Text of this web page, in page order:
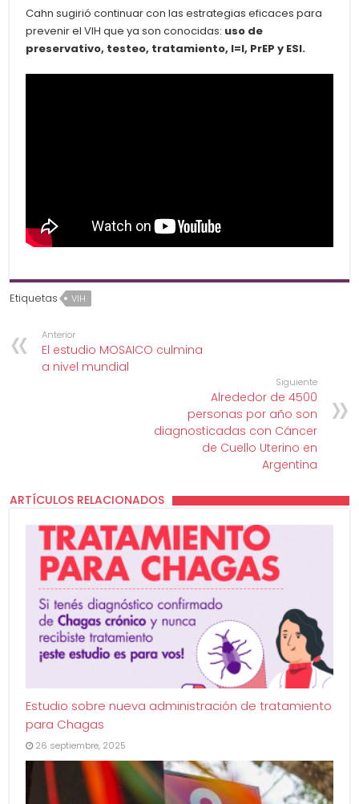
Cahn sugirió continuar con las estrategias eficaces para
prevenir el VIH que ya son conocidas: uso de
preservativo, testeo, tratamiento, I=I, PrEP y ESI.
Etiquetas VIH
Anterior
El estudio MOSAICO culmina
a nivel mundial
Siguiente
Alrededor de 4500
personas por año son
diagnosticadas con Cáncer
de Cuello Uterino en
Argentina
ARTÍCULOS RELACIONADOS
Estudio sobre nueva administración de tratamiento
para Chagas
26 septiembre, 2025